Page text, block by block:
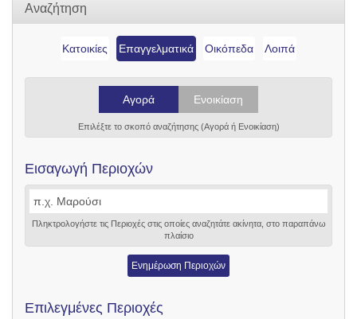
Αναζήτηση
Κατοικίες Επαγγελματικά Οικόπεδα Λοιπά
Αγορά Ενοικίαση
Επιλέξτε το σκοπό αναζήτησης (Αγορά ή Ενοικίαση)
Εισαγωγή Περιοχών
Πληκτρολογήστε τις Περιοχές στις οποίες αναζητάτε ακίνητα, στο παραπάνω
πλαίσιο
Ενημέρωση Περιοχών
Επιλεγμένες Περιοχές